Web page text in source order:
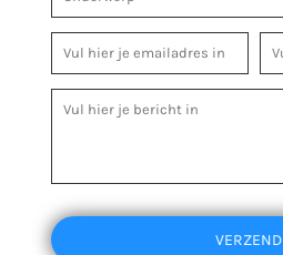
VERZEND